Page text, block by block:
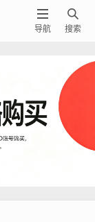

搜索

导航